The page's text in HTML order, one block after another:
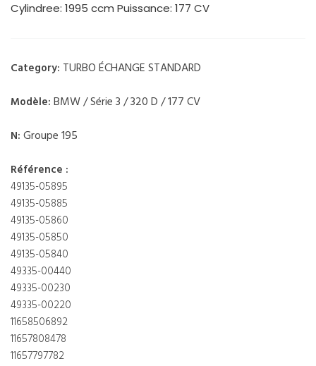
Cylindree: 1995 ccm Puissance: 177 CV
Category: TURBO ÉCHANGE STANDARD
Modèle: BMW / Série 3 / 320 D / 177 CV
N: Groupe 195
Référence :
49135-05895
49135-05885
49135-05860
49135-05850
49135-05840
49335-00440
49335-00230
49335-00220
11658506892
11657808478
11657797782